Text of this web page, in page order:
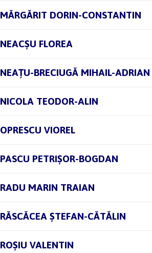
MĂRGĂRIT DORIN-CONSTANTIN
NEACȘU FLOREA
NEAȚU-BRECIUGĂ MIHAIL-ADRIAN
NICOLA TEODOR-ALIN
OPRESCU VIOREL
PASCU PETRIȘOR-BOGDAN
RADU MARIN TRAIAN
RĂSCĂCEA ȘTEFAN-CĂTĂLIN
ROȘIU VALENTIN